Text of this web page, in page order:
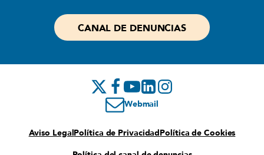
CANAL DE DENUNCIAS
Webmail
Aviso LegalPolítica de PrivacidadPolítica de Cookies